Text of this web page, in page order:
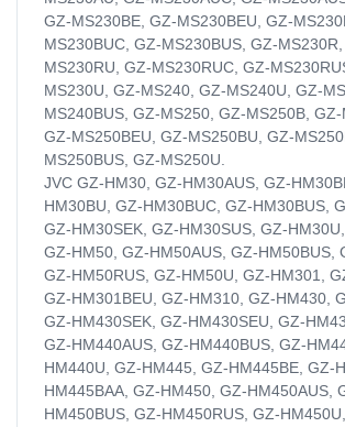
GZ-MS230BE, GZ-MS230BEU, GZ-
MS230BUC, GZ-MS230BUS, GZ-
MS230RU, GZ-MS230RUC, GZ-
MS230U, GZ-MS240, GZ-MS240U, GZ-
MS240BUS, GZ-MS250, GZ-MS250B, GZ-
GZ-MS250BEU, GZ-MS250BU, GZ-
MS250BUS, GZ-MS250U.
JVC GZ-HM30, GZ-HM30AUS, GZ-
HM30BU, GZ-HM30BUC, GZ-HM30BUS,
GZ-HM30SEK, GZ-HM30SUS, GZ-
GZ-HM50, GZ-HM50AUS, GZ-HM50BUS,
GZ-HM50RUS, GZ-HM50U, GZ-HM301,
GZ-HM301BEU, GZ-HM310, GZ-HM430,
GZ-HM430SEK, GZ-HM430SEU, GZ-
GZ-HM440AUS, GZ-HM440BUS, GZ-
HM440U, GZ-HM445, GZ-HM445BE, GZ-
HM445BAA, GZ-HM450, GZ-HM450AUS,
HM450BUS, GZ-HM450RUS, GZ-